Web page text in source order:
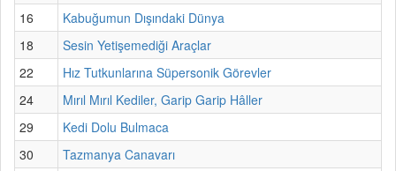
16
Kabuğumun Dışındaki Dünya
18
Sesin Yetişemediği Araçlar
22
Hız Tutkunlarına Süpersonik Görevler
24
Mırıl Mırıl Kediler, Garip Garip Hâller
29
Kedi Dolu Bulmaca
30
Tazmanya Canavarı